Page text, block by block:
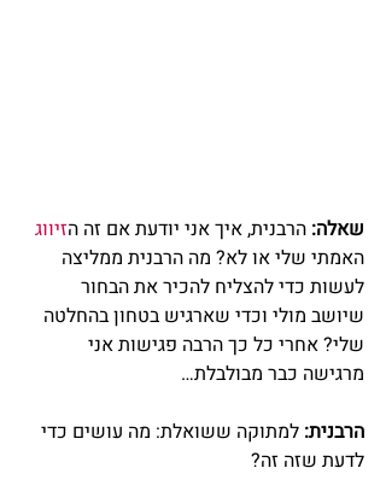
שאלה: הרבנית, איך אני יודעת אם זה הזיווג
האמתי שלי או לא? מה הרבנית ממליצה
לעשות כדי להצליח להכיר את הבחור
שיושב מולי וכדי שארגיש בטחון בהחלטה
שלי? אחרי כל כך הרבה פגישות אני
מרגישה כבר מבולבלת…
הרבנית: למתוקה ששואלת: מה עושים כדי
לדעת שזה זה?